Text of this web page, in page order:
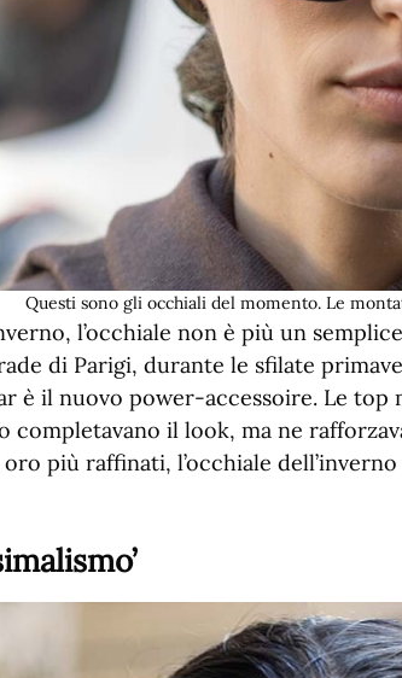
Questi sono gli occhiali del momento. Le
l’occhiale non è più un
di Parigi, durante le sfilate
è il nuovo power-accessoire. Le
completavano il look, ma ne
più raffinati, l’occhiale